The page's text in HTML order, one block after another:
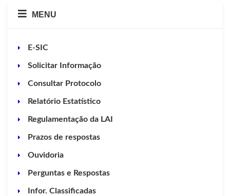
MENU
E-SIC
Solicitar Informação
Consultar Protocolo
Relatório Estatístico
Regulamentação da LAI
Prazos de respostas
Ouvidoria
Perguntas e Respostas
Infor. Classificadas